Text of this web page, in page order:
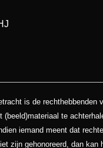
is de rechthebbenden
(beeld)materiaal te
iemand meent dat
zijn gehonoreerd, dan kan